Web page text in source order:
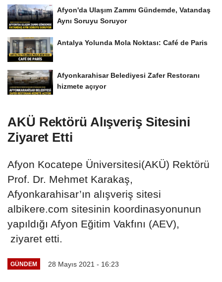
Afyon'da Ulaşım Zammı Gündemde, Vatandaş
Aynı Soruyu Soruyor
Antalya Yolunda Mola Noktası: Café de Paris
Afyonkarahisar Belediyesi Zafer Restoranı
hizmete açıyor
AKÜ Rektörü Alışveriş Sitesini
Ziyaret Etti
Afyon Kocatepe Üniversitesi(AKÜ) Rektörü
Prof. Dr. Mehmet Karakaş,
Afyonkarahisar’ın alışveriş sitesi
albikere.com sitesinin koordinasyonunun
yapıldığı Afyon Eğitim Vakfını (AEV),
ziyaret etti.
GÜNDEM 28 Mayıs 2021 - 16:23